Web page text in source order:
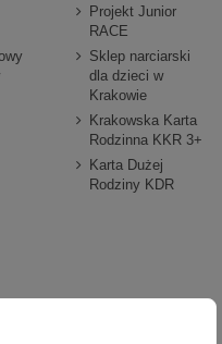
Projekt Junior
RACE
Sklep narciarski
dla dzieci w
Krakowie
Krakowska Karta
Rodzinna KKR 3+
Karta Dużej
Rodziny KDR